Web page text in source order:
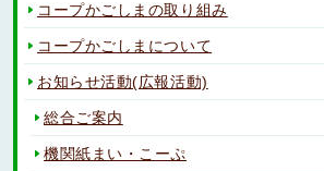
コープかごしまの取り組み
コープかごしまについて
お知らせ活動(広報活動)
総合ご案内
機関紙まい・こーぷ